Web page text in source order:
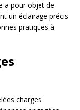
a pour objet de
un éclairage précis
pratiques à
charges